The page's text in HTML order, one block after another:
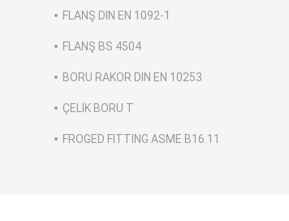
FLANŞ DIN EN 1092-1
FLANŞ BS 4504
BORU RAKOR DIN EN 10253
ÇELİK BORU T
FROGED FITTING ASME B16.11